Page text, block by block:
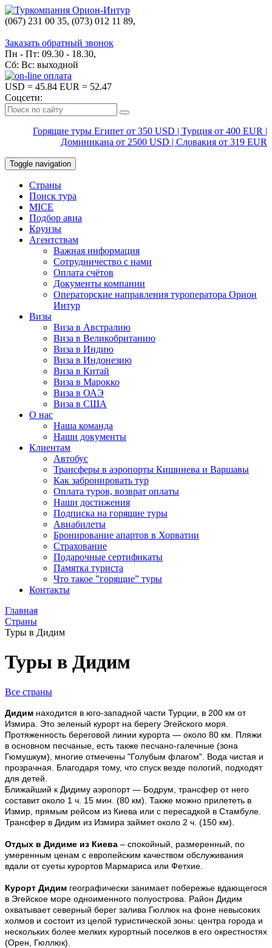
(067) 231 00 35, (073) 012 11 89,
Заказать обратный звонок
Пн - Пт: 09.30 - 18.30,
Сб: Вс: выходной
USD = 45.84 EUR = 52.47
Соцсети:
Горящие туры Египет от 350 USD | Турция от 400 EUR |
Доминикана от 2500 USD | Словакия от 319 EUR
Toggle navigation
Страны
Поиск тура
MICE
Подбор авиа
Круизы
Агентствам
Важная информация
Сотрудничество с нами
Оплата счётов
Документы компании
Операторские направления туроператора Орион
Интур
Визы
Виза в Австралию
Виза в Великобританию
Виза в Индию
Виза в Индонезию
Виза в Китай
Виза в Марокко
Виза в ОАЭ
Виза в США
О нас
Наша команда
Наши документы
Клиентам
Автобус
Трансферы в аэропорты Кишинева и Варшавы
Как забронировать тур
Оплата туров, возврат оплаты
Наши достижения
Подписка на горящие туры
Авиабилеты
Бронирование апартов в Хорватии
Страхование
Подарочные сертификаты
Памятка туриста
Что такое ”горящие” туры
Контакты
Главная
Страны
Туры в Дидим
Туры в Дидим
Все страны
Дидим находится в юго-западной части Турции, в 200 км от
Измира. Это зеленый курорт на берегу Эгейского моря.
Протяженность береговой линии курорта — около 80 км. Пляжи
в основном песчаные, есть также песчано-галечные (зона
Гюмушкум), многие отмечены "Голубым флагом". Вода чистая и
прозрачная. Благодаря тому, что спуск везде пологий, подходят
для детей.
Ближайший к Дидиму аэропорт — Бодрум, трансфер от него
составит около 1 ч. 15 мин. (80 км). Также можно прилететь в
Измир, прямым рейсом из Киева или с пересадкой в Стамбуле.
Трансфер в Дидим из Измира займет около 2 ч. (150 км).
Отдых в Дидиме из Киева – спокойный, размеренный, по
умеренным ценам с европейским качеством обслуживания
вдали от суеты курортов Мармариса или Фетхие.
Курорт Дидим географически занимает побережье вдающегося
в Эгейское море одноименного полуострова. Район Дидим
охватывает северный берег залива Гюллюк на фоне невысоких
холмов и состоит из целой туристической зоны: центра города и
нескольких более мелких курортный поселков в его окрестностях
(Орен, Гюллюк).